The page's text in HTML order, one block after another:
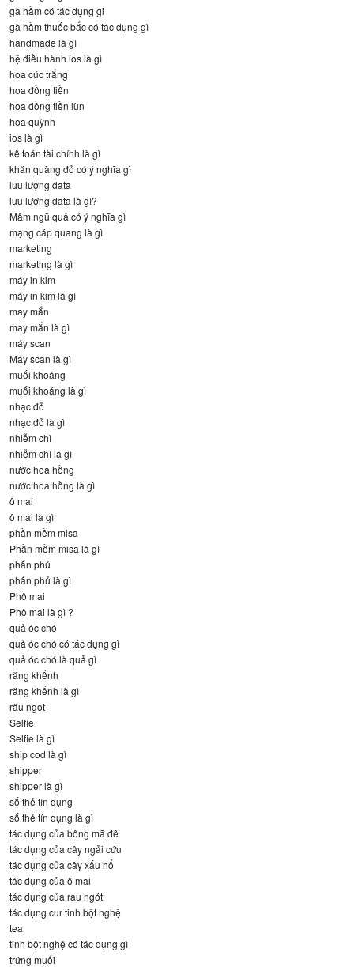
gà hầm có tác dụng gi
gà hầm thuốc bắc có tác dụng gì
handmade là gì
hệ điều hành ios là gì
hoa cúc trắng
hoa đồng tiền
hoa đồng tiền lùn
hoa quỳnh
ios là gì
kế toán tài chính là gì
khăn quàng đỏ có ý nghĩa gì
lưu lượng data
lưu lượng data là gì?
Mâm ngũ quả có ý nghĩa gì
mạng cáp quang là gì
marketing
marketing là gì
máy in kim
máy in kim là gì
may mắn
may mắn là gì
máy scan
Máy scan là gì
muối khoáng
muối khoáng là gì
nhạc đỏ
nhạc đỏ là gì
nhiễm chì
nhiễm chì là gì
nước hoa hồng
nước hoa hồng là gì
ô mai
ô mai là gì
phần mềm misa
Phần mềm misa là gì
phấn phủ
phấn phủ là gì
Phô mai
Phô mai là gì ?
quả óc chó
quả óc chó có tác dụng gì
quả óc chó là quả gì
răng khểnh
răng khểnh là gì
râu ngót
Selfie
Selfie là gì
ship cod là gì
shipper
shipper là gì
số thẻ tín dụng
số thẻ tín dụng là gì
tác dụng của bông mã đề
tác dụng của cây ngải cứu
tác dụng của cây xấu hổ
tác dụng của ô mai
tác dụng của rau ngót
tác dụng cur tinh bột nghệ
tea
tinh bột nghệ có tác dụng gì
trứng muối